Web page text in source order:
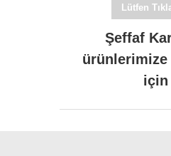
Lütfen
Şeffaf
ürünlerimize
için